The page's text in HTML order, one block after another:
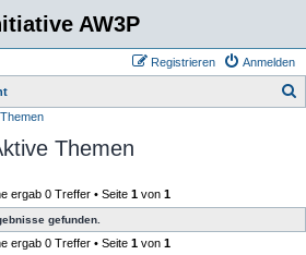
AW3P
Anmelden
Registrieren
Themen
ergab 0 Treffer • Seite 1von 1
gefunden.
ergab 0 Treffer • Seite 1von 1